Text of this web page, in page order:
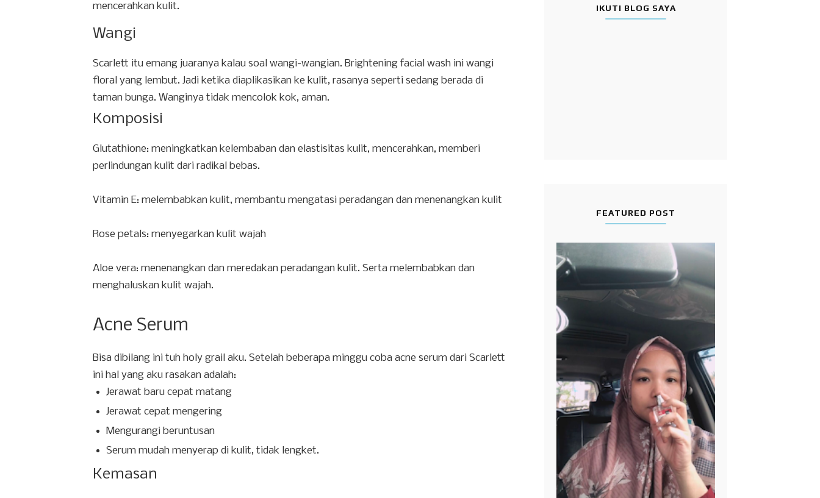
mencerahkan kulit.
Wangi
Scarlett itu emang juaranya kalau soal wangi-wangian. Brightening facial wash ini wangi
floral yang lembut. Jadi ketika diaplikasikan ke kulit, rasanya seperti sedang berada di
taman bunga. Wanginya tidak mencolok kok, aman.
Komposisi
Glutathione: meningkatkan kelembaban dan elastisitas kulit, mencerahkan, memberi
perlindungan kulit dari radikal bebas.
Vitamin E: melembabkan kulit, membantu mengatasi peradangan dan menenangkan kulit
Rose petals: menyegarkan kulit wajah
Aloe vera: menenangkan dan meredakan peradangan kulit. Serta melembabkan dan
menghaluskan kulit wajah.
Acne Serum
Bisa dibilang ini tuh holy grail aku. Setelah beberapa minggu coba acne serum dari Scarlett
ini hal yang aku rasakan adalah:
Jerawat baru cepat matang
Jerawat cepat mengering
Mengurangi beruntusan
Serum mudah menyerap di kulit, tidak lengket.
Kemasan
IKUTI BLOG SAYA
FEATURED POST